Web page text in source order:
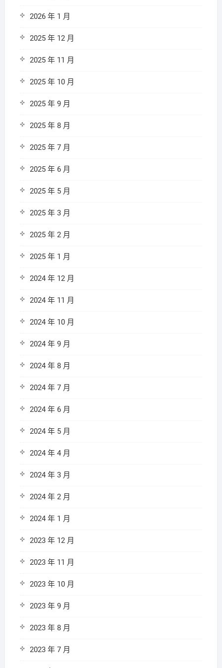
2026 年 1 月
2025 年 12 月
2025 年 11 月
2025 年 10 月
2025 年 9 月
2025 年 8 月
2025 年 7 月
2025 年 6 月
2025 年 5 月
2025 年 3 月
2025 年 2 月
2025 年 1 月
2024 年 12 月
2024 年 11 月
2024 年 10 月
2024 年 9 月
2024 年 8 月
2024 年 7 月
2024 年 6 月
2024 年 5 月
2024 年 4 月
2024 年 3 月
2024 年 2 月
2024 年 1 月
2023 年 12 月
2023 年 11 月
2023 年 10 月
2023 年 9 月
2023 年 8 月
2023 年 7 月